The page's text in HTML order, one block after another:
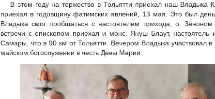
В этом году на торжество в Тольятти приехал наш Владыка
приехал в годовщину фатимских явлений, 13 мая. Это был
Владыка смог пообщаться с настоятелем прихода, о.
встречи с епископом приехал и монс. Януш Блаут, настоятель
Самары, что в 90 км от Тольятти. Вечером Владыка участвовал в
майском богослужении в честь Девы Марии.